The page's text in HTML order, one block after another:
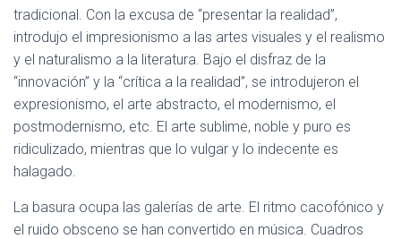
tradicional. Con la excusa de “presentar la realidad”,
introdujo el impresionismo a las artes visuales y el realismo
y el naturalismo a la literatura. Bajo el disfraz de la
“innovación” y la “crítica a la realidad”, se introdujeron el
expresionismo, el arte abstracto, el modernismo, el
postmodernismo, etc. El arte sublime, noble y puro es
ridiculizado, mientras que lo vulgar y lo indecente es
halagado.
La basura ocupa las galerías de arte. El ritmo cacofónico y
el ruido obsceno se han convertido en música. Cuadros